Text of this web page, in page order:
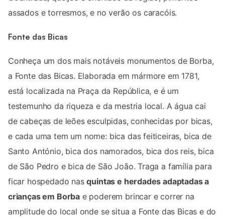
assados e torresmos, e no verão os caracóis.
Fonte das Bicas
Conheça um dos mais notáveis monumentos de Borba,
a Fonte das Bicas. Elaborada em mármore em 1781,
está localizada na Praça da República, e é um
testemunho da riqueza e da mestria local. A água cai
de cabeças de leões esculpidas, conhecidas por bicas,
e cada uma tem um nome: bica das feiticeiras, bica de
Santo António, bica dos namorados, bica dos reis, bica
de São Pedro e bica de São João. Traga a família para
ficar hospedado nasquintas e herdades adaptadas a
crianças em Borba e poderem brincar e correr na
amplitude do local onde se situa a Fonte das Bicas e do